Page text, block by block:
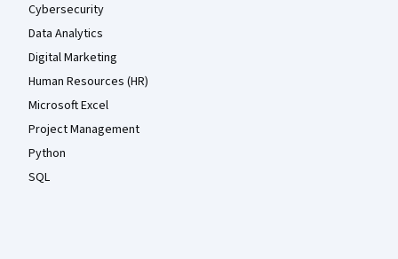
Cybersecurity
Data Analytics
Digital Marketing
Human Resources (HR)
Microsoft Excel
Project Management
Python
SQL